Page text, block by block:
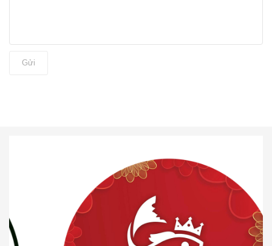
Gửi